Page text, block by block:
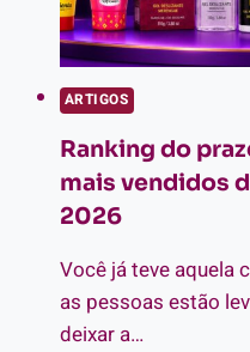
ARTIGOS
Ranking do
mais vendidos
2026
Você já teve aquela
as pessoas estão
deixar a…